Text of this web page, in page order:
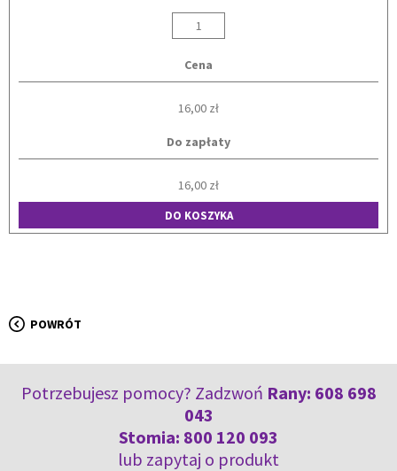
Cena
16,00 zł
Do zapłaty
16,00 zł
DO KOSZYKA
POWRÓT
Potrzebujesz pomocy? Zadzwoń Rany: 608 698
043
Stomia: 800 120 093
lub zapytaj o produkt